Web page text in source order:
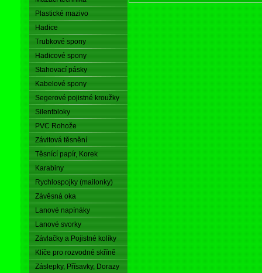
Plastické mazivo
Hadice
Trubkové spony
Hadicové spony
Stahovací pásky
Kabelové spony
Segerové pojistné kroužky
Silentbloky
PVC Rohože
Závitová těsnění
Těsnící papír, Korek
Karabiny
Rychlospojky (mailonky)
Závěsná oka
Lanové napínáky
Lanové svorky
Závlačky a Pojistné kolíky
Klíče pro rozvodné skříně
Záslepky, Přísavky, Dorazy